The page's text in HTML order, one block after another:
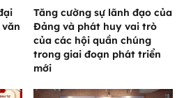
Tăng cường sự lãnh đạo của
Đảng và phát huy vai trò
của các hội quần chúng
trong giai đoạn phát triển
mới